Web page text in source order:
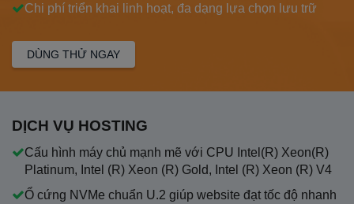
Chi phí triển khai linh hoạt, đa dạng lựa chọn lưu trữ
DÙNG THỬ NGAY
DỊCH VỤ HOSTING
Cấu hình máy chủ mạnh mẽ với CPU Intel(R) Xeon(R)
Platinum, Intel (R) Xeon (R) Gold, Intel (R) Xeon (R) V4
Ổ cứng NVMe chuẩn U.2 giúp website đạt tốc độ nhanh